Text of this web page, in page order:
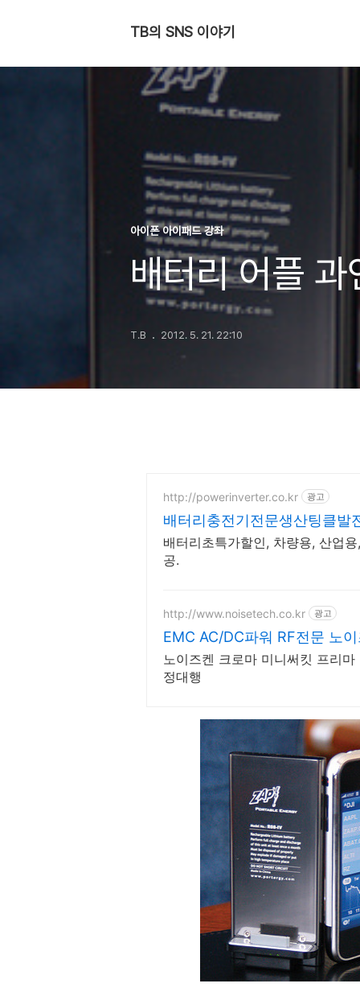
TB의 SNS 이야기
아이폰 아이패드 강좌
배터리 어플
T.B 2012. 5. 21. 22:10
http://powerinverter.co.kr 광고
배터리충전기전문생산팅클발
배터리초특가할인, 차량용, 산업
공.
http://www.noisetech.co.kr 광고
EMC AC/DC파워 RF전문 노
노이즈켄 크로마 미니써킷 프리
정대행